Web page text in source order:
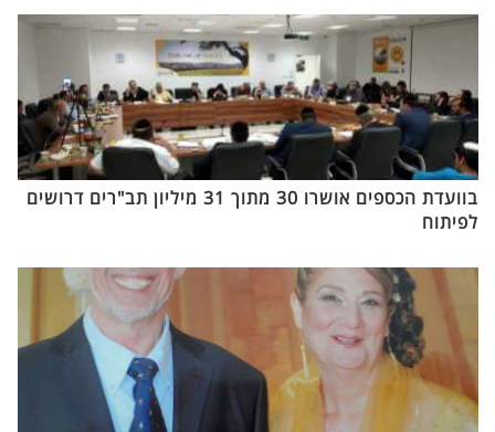
בוועדת הכספים אושרו 30 מתוך 31 מיליון תב"רים דרושים
לפיתוח